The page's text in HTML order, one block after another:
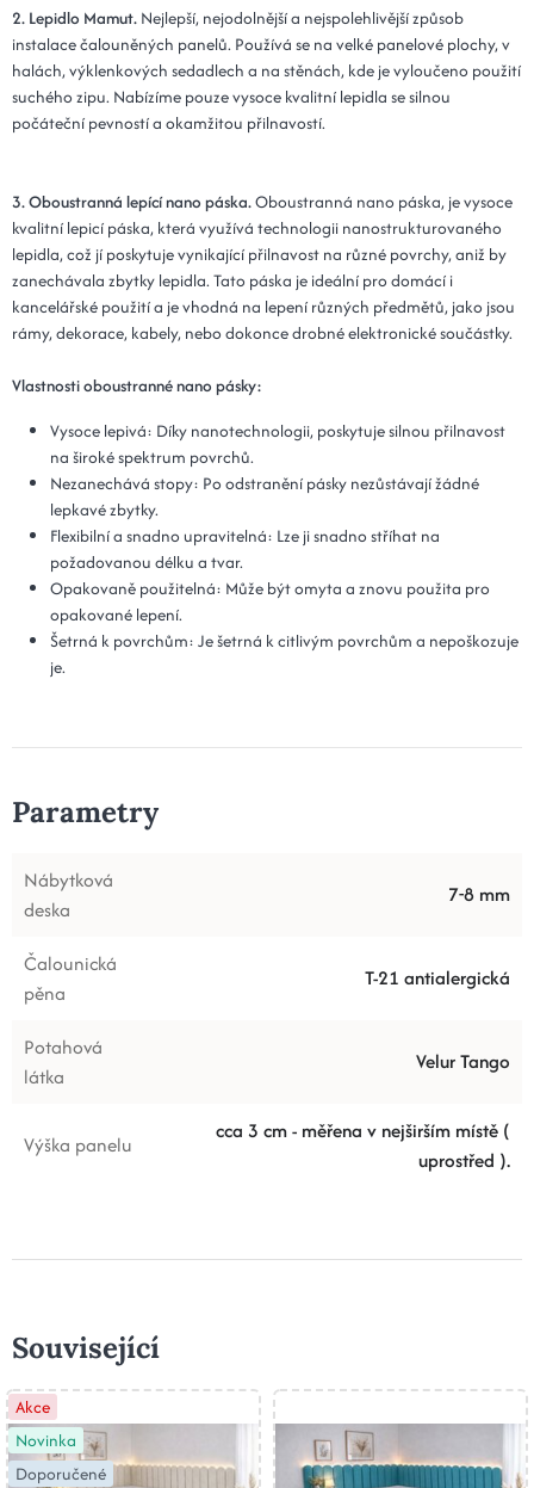
Kód: Plot 30x110x3 - 16 popelová 14 dní
25x120x3 - 16 popelová
Kód: Plot 25x120x3 - 16 popelová
649 Kč
14 dní
2. Lepidlo Mamut. Nejlepší, nejodolnější a nejspolehlivější způsob
instalace čalouněných panelů. Používá se na velké panelové plochy, v
halách, výklenkových sedadlech a na stěnách, kde je vyloučeno použití
suchého zipu. Nabízíme pouze vysoce kvalitní lepidla se silnou
počáteční pevností a okamžitou přilnavostí.
3. Oboustranná lepící nano páska.Oboustranná nano páska, je vysoce
kvalitní lepicí páska, která využívá technologii nanostrukturovaného
lepidla, což jí poskytuje vynikající přilnavost na různé povrchy, aniž by
zanechávala zbytky lepidla. Tato páska je ideální pro domácí i
kancelářské použití a je vhodná na lepení různých předmětů, jako jsou
rámy, dekorace, kabely, nebo dokonce drobné elektronické součástky.
Vlastnosti oboustranné nano pásky:
Vysoce lepivá: Díky nanotechnologii, poskytuje silnou přilnavost
na široké spektrum povrchů.
Nezanechává stopy: Po odstranění pásky nezůstávají žádné
lepkavé zbytky.
Flexibilní a snadno upravitelná: Lze ji snadno stříhat na
požadovanou délku a tvar.
Opakovaně použitelná: Může být omyta a znovu použita pro
opakované lepení.
Šetrná k povrchům: Je šetrná k citlivým povrchům a nepoškozuje
je.
Parametry
Nábytková
deska
7-8 mm
Čalounická
pěna
T-21 antialergická
Potahová
látka
Velur Tango
Výška panelu
cca 3 cm - měřena v nejširším místě (
uprostřed ).
Související
Akce
Novinka
Doporučené